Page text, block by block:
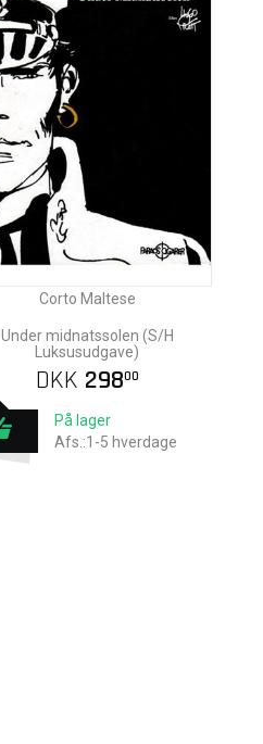
Corto Maltese
Under midnatssolen (S/H
Luksusudgave)
DKK 29800
På lager
Afs.:1-5 hverdage